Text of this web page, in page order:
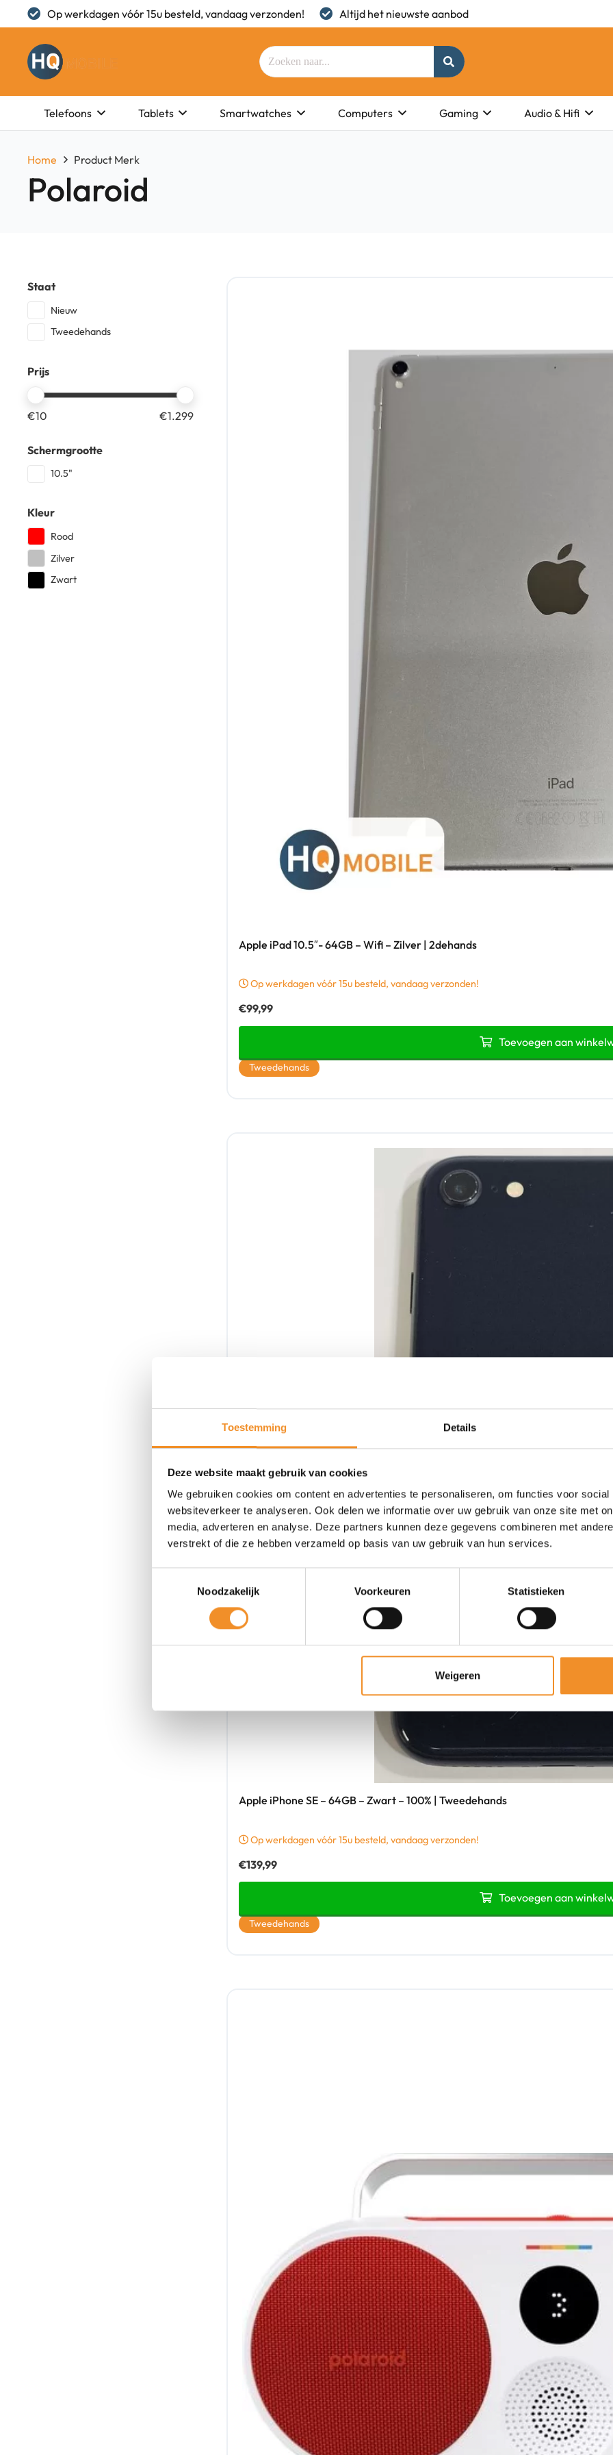
Toestemming Details
Deze website maakt gebruik van cookies
We gebruiken cookies om content en advertenties te personaliseren, om functies voor social
websiteverkeer te analyseren. Ook delen we informatie over uw gebruik van onze site met
media, adverteren en analyse. Deze partners kunnen deze gegevens combineren met
verstrekt of die ze hebben verzameld op basis van uw gebruik van hun services.
Noodzakelijk
Voorkeuren Statistieken
Weigeren
Op werkdagen vóór 15u besteld, vandaag verzonden! Altijd het nieuwste aanbod
Telefoons
Tablets Smartwatches Computers Gaming Audio & Hifi
Home Product Merk
Polaroid
Staat
Nieuw
Tweedehands
Prijs
€10 €1.299
Schermgrootte
10.5"
Kleur
Rood
Zilver
Zwart
Apple iPad 10.5″- 64GB – Wifi – Zilver | 2dehands
Op werkdagen vóór 15u besteld, vandaag verzonden!
€99,99
Toevoegen aan
Tweedehands
Apple iPhone SE – 64GB – Zwart – 100% | Tweedehands
Op werkdagen vóór 15u besteld, vandaag verzonden!
€139,99
Toevoegen aan
Tweedehands